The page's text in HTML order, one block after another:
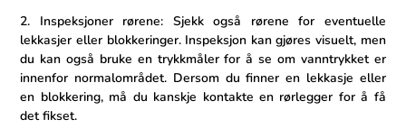
2. Inspeksjoner rørene: Sjekk også‍ rørene ⁢for eventuelle
lekkasjer eller blokkeringer.⁤ Inspeksjon kan gjøres visuelt, men
du kan også bruke‍ en trykkmåler for⁢ å se om ⁣vanntrykket er
innenfor normalområdet. Dersom du finner en lekkasje eller‍
en ⁣blokkering, må du⁤ kanskje kontakte en rørlegger for å få
det fikset.